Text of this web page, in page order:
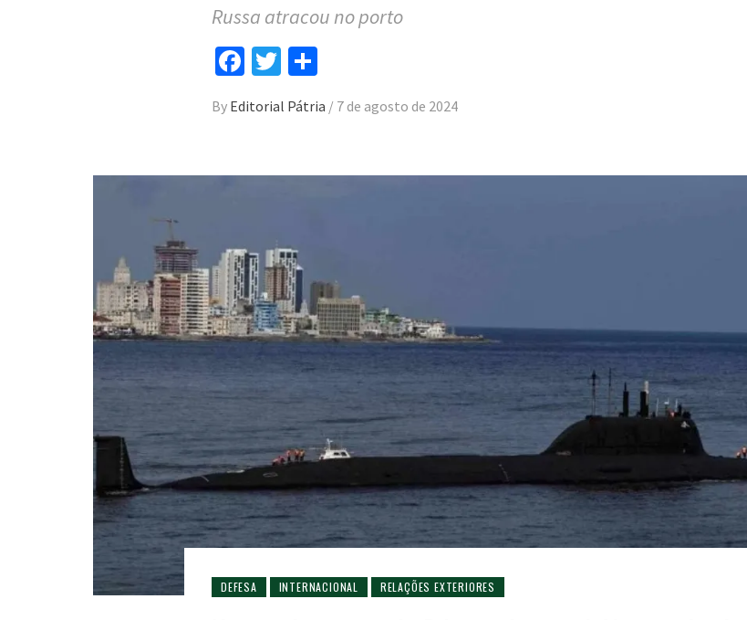
Russa atracou no porto
Facebook
Twitter
By Editorial Pátria / 7 de agosto de 2024
DEFESA INTERNACIONAL RELAÇÕES EXTERIORES